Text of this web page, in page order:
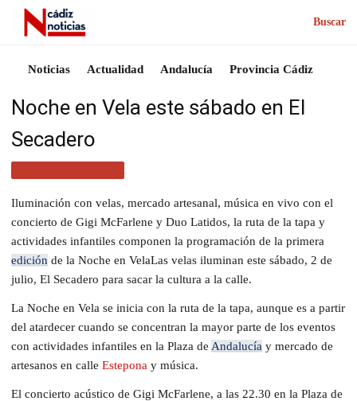
Buscar
Noticias Actualidad Andalucía Provincia Cádiz
Noche en Vela este sábado en El
Secadero
Iluminación con velas, mercado artesanal, música en vivo con el
concierto de Gigi McFarlene y Duo Latidos, la ruta de la tapa y
actividades infantiles componen la programación de la primera
edición de la Noche en VelaLas velas iluminan este sábado, 2 de
julio, El Secadero para sacar la cultura a la calle.
La Noche en Vela se inicia con la ruta de la tapa, aunque es a partir
del atardecer cuando se concentran la mayor parte de los eventos
con actividades infantiles en la Plaza de Andalucía y mercado de
artesanos en calle Estepona y música.
El concierto acústico de Gigi McFarlene, a las 22.30 en la Plaza de